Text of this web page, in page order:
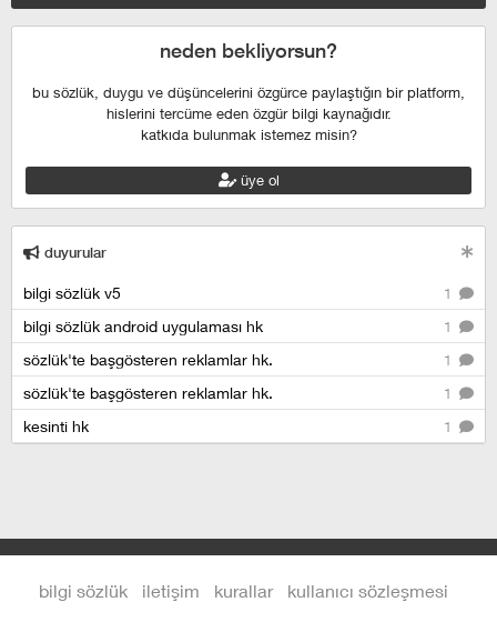
neden bekliyorsun?
bu sözlük, duygu ve düşüncelerini özgürce paylaştığın bir platform,
hislerini tercüme eden özgür bilgi kaynağıdır.
katkıda bulunmak istemez misin?
üye ol
duyurular
1
bilgi sözlük v5
1
bilgi sözlük android uygulaması hk
1
sözlük'te başgösteren reklamlar hk.
1
sözlük'te başgösteren reklamlar hk.
1
kesinti hk
bilgi sözlük iletişim kurallar kullanıcı sözleşmesi